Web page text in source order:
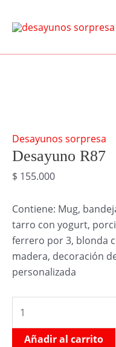
Desayunos sorpresa
Desayuno R87
$ 155.000
Contiene: Mug,
tarro con yogurt,
ferrero por 3, blonda
madera, decoración
personalizada
Añadir al carrito